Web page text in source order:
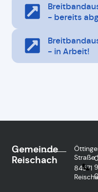
- bereits
- in Arbeit!
Gemeinde
Reischach
Straße
84571